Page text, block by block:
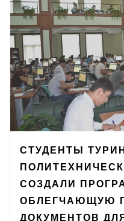
СТУДЕНТЫ
СОЗДАЛИ
ОБЛЕГЧАЮЩУЮ
ДОКУМЕНТОВ